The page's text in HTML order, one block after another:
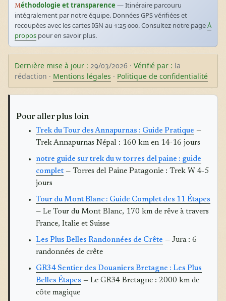
Méthodologie et transparence — Itinéraire parcouru
intégralement par notre équipe. Données GPS vérifiées et
recoupées avec les cartes IGN au 1:25 000. Consultez notre pageÀ
propos pour en savoir plus.
Dernière mise à jour : 29/03/2026 · Vérifié par : la
rédaction · Mentions légales · Politique de confidentialité
Pour aller plus loin
Trek du Tour des Annapurnas : Guide Pratique —
Trek Annapurnas Népal : 160 km en 14-16 jours
notre guide sur trek du w torres del paine : guide
complet — Torres del Paine Patagonie : Trek W 4-5
jours
Tour du Mont Blanc : Guide Complet des 11 Étapes
— Le Tour du Mont Blanc, 170 km de rêve à travers
France, Italie et Suisse
Les Plus Belles Randonnées de Crête — Jura : 6
randonnées de crête
GR34 Sentier des Douaniers Bretagne : Les Plus
Belles Étapes — Le GR34 Bretagne : 2000 km de
côte magique